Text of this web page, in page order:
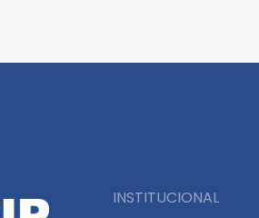
INSTITUCIONAL